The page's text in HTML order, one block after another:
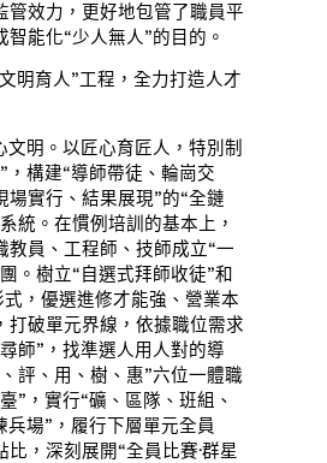
管效力，更好地包管了職員平
智能化“少人無人”的目的。
文明育人”工程，全力打造人才
文明。以匠心育匠人，特別制
，構建“導師帶徒、輪崗交
場實行、結果展現”的“全鏈
統。在慣例培訓的基本上，
教員、工程師、技師成立“一
。樹立“自選式拜師收徒”和
，優選進修才能強、營業本
打破單元界線，依據職位需求
師”，找準選人用人對的導
評、用、樹、惠”六位一體職
”，實行“礦、區隊、班組、
兵場”，履行下層單元全員
，深刻展開“全員比賽·群星